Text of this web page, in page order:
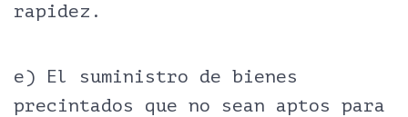
rapidez.
e) El suministro de bienes
precintados que no sean aptos para